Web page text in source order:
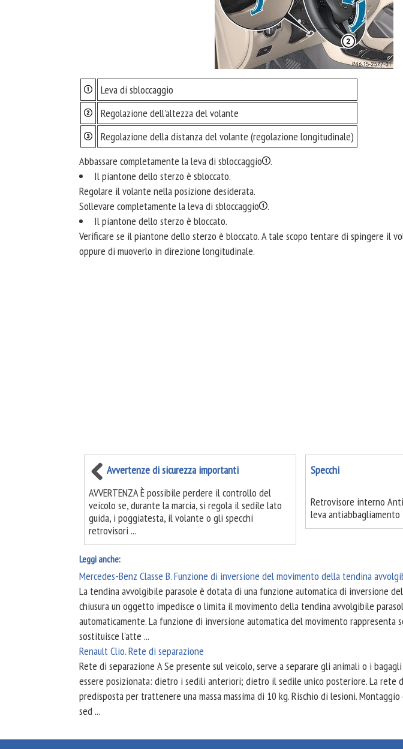
Leva di sbloccaggio
Regolazione dell'altezza del volante
Regolazione della distanza del volante (regolazione longitudinale)
Abbassare completamente la leva di sbloccaggio
.
Il piantone dello sterzo è sbloccato.
Regolare il volante nella posizione desiderata.
Sollevare completamente la leva di sbloccaggio
.
Il piantone dello sterzo è bloccato.
Verificare se il piantone dello sterzo è bloccato. A tale scopo tentare di spingere il
oppure di muoverlo in direzione longitudinale.
Avvertenze di sicurezza importanti
AVVERTENZA È possibile perdere il controllo del
veicolo se, durante la marcia, si regola il sedile lato
guida, i poggiatesta, il volante o gli specchi
retrovisori ...
Specchi
Retrovisore interno
leva
Leggi anche:
Mercedes-Benz Classe B. Funzione di inversione del movimento della tendina
La tendina avvolgibile parasole è dotata di una funzione automatica di inversione
chiusura un oggetto impedisce o limita il movimento della tendina avvolgibile
automaticamente. La funzione di inversione automatica del movimento rappresenta
sostituisce l'atte ...
Renault Clio. Rete di separazione
Rete di separazione A Se presente sul veicolo, serve a separare gli animali o i
essere posizionata: dietro i sedili anteriori; dietro il sedile unico posteriore. La rete
predisposta per trattenere una massa massima di 10 kg. Rischio di lesioni.
sed ...